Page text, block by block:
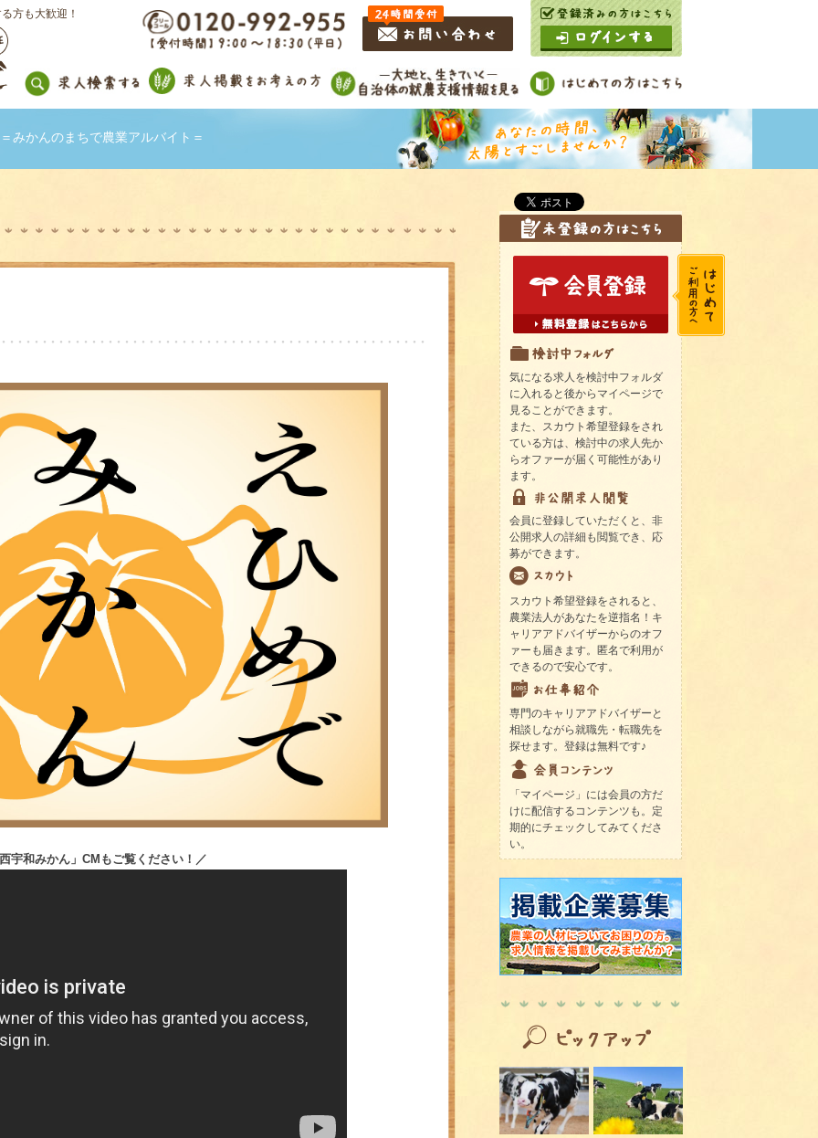
方も大歓迎！
＝みかんのまちで農業アルバイト＝
宇和みかん」CMもご覧ください！／
気になる求人を検討中フォルダ
に入れると後からマイページで
見ることができます。
また、スカウト希望登録をされ
ている方は、検討中の求人先か
らオファーが届く可能性があり
ます。
会員に登録していただくと、非
公開求人の詳細も閲覧でき、応
募ができます。
スカウト希望登録をされると、
農業法人があなたを逆指名！キ
ャリアアドバイザーからのオフ
ァーも届きます。匿名で利用が
できるので安心です。
専門のキャリアアドバイザーと
相談しながら就職先・転職先を
探せます。登録は無料です♪
「マイページ」には会員の方だ
けに配信するコンテンツも。定
期的にチェックしてみてくださ
い。